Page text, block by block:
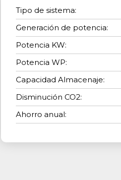
Tipo de sistema:
Generación de potencia:
Potencia KW:
Potencia WP:
Capacidad Almacenaje:
Disminución CO2:
Ahorro anual: